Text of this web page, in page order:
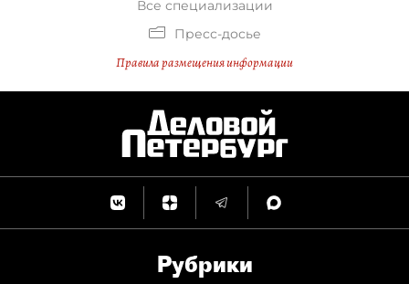
Все специализации
Пресс-досье
Правила размещения информации
Рубрики